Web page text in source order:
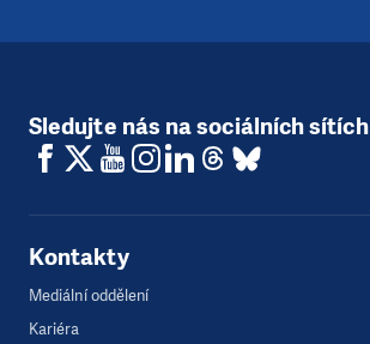
Sledujte nás na sociálních sítích
Kontakty
Mediální oddělení
Kariéra